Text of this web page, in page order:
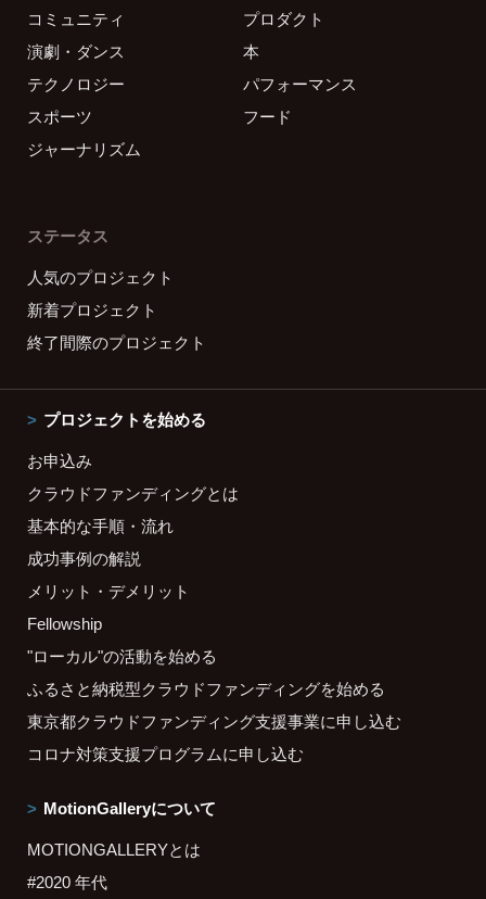
コミュニティ
プロダクト
演劇・ダンス
本
テクノロジー
パフォーマンス
スポーツ
フード
ジャーナリズム
ステータス
人気のプロジェクト
新着プロジェクト
終了間際のプロジェクト
プロジェクトを始める
お申込み
クラウドファンディングとは
基本的な手順・流れ
成功事例の解説
メリット・デメリット
Fellowship
"ローカル"の活動を始める
ふるさと納税型クラウドファンディングを始める
東京都クラウドファンディング支援事業に申し込む
コロナ対策支援プログラムに申し込む
MotionGalleryについて
MOTIONGALLERYとは
#2020 年代